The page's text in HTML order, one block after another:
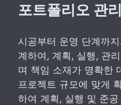
포트폴리오 관리
시공부터 운영 단계까
계하여, 계획, 실행, 관
며 책임 소재가 명확한
프로젝트 규모에 맞게
하여 계획, 실행 및 준